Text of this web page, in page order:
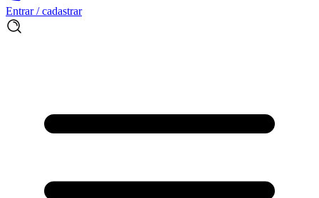
Entrar / cadastrar